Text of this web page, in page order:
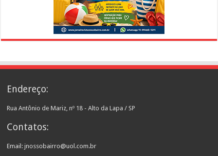
Endereço:
Rua Antônio de Mariz, nº 18 - Alto da Lapa / SP
Contatos:
Email: jnossobairro@uol.com.br